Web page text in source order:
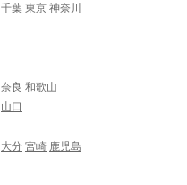
千葉 東京 神奈川
奈良 和歌山
山口
大分 宮崎 鹿児島